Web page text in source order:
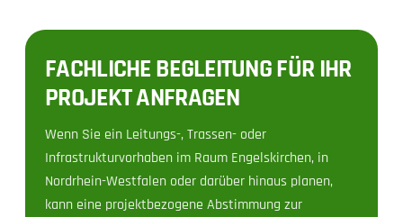
FACHLICHE BEGLEITUNG FÜR IHR
PROJEKT ANFRAGEN
Wenn Sie ein Leitungs-, Trassen- oder
Infrastrukturvorhaben im Raum Engelskirchen, in
Nordrhein-Westfalen oder darüber hinaus planen,
kann eine projektbezogene Abstimmung zur